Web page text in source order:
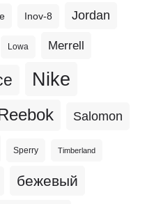
Inov-8 Jordan
Lowa Merrell
Nike
Salomon
Sperry Timberland
бежевый